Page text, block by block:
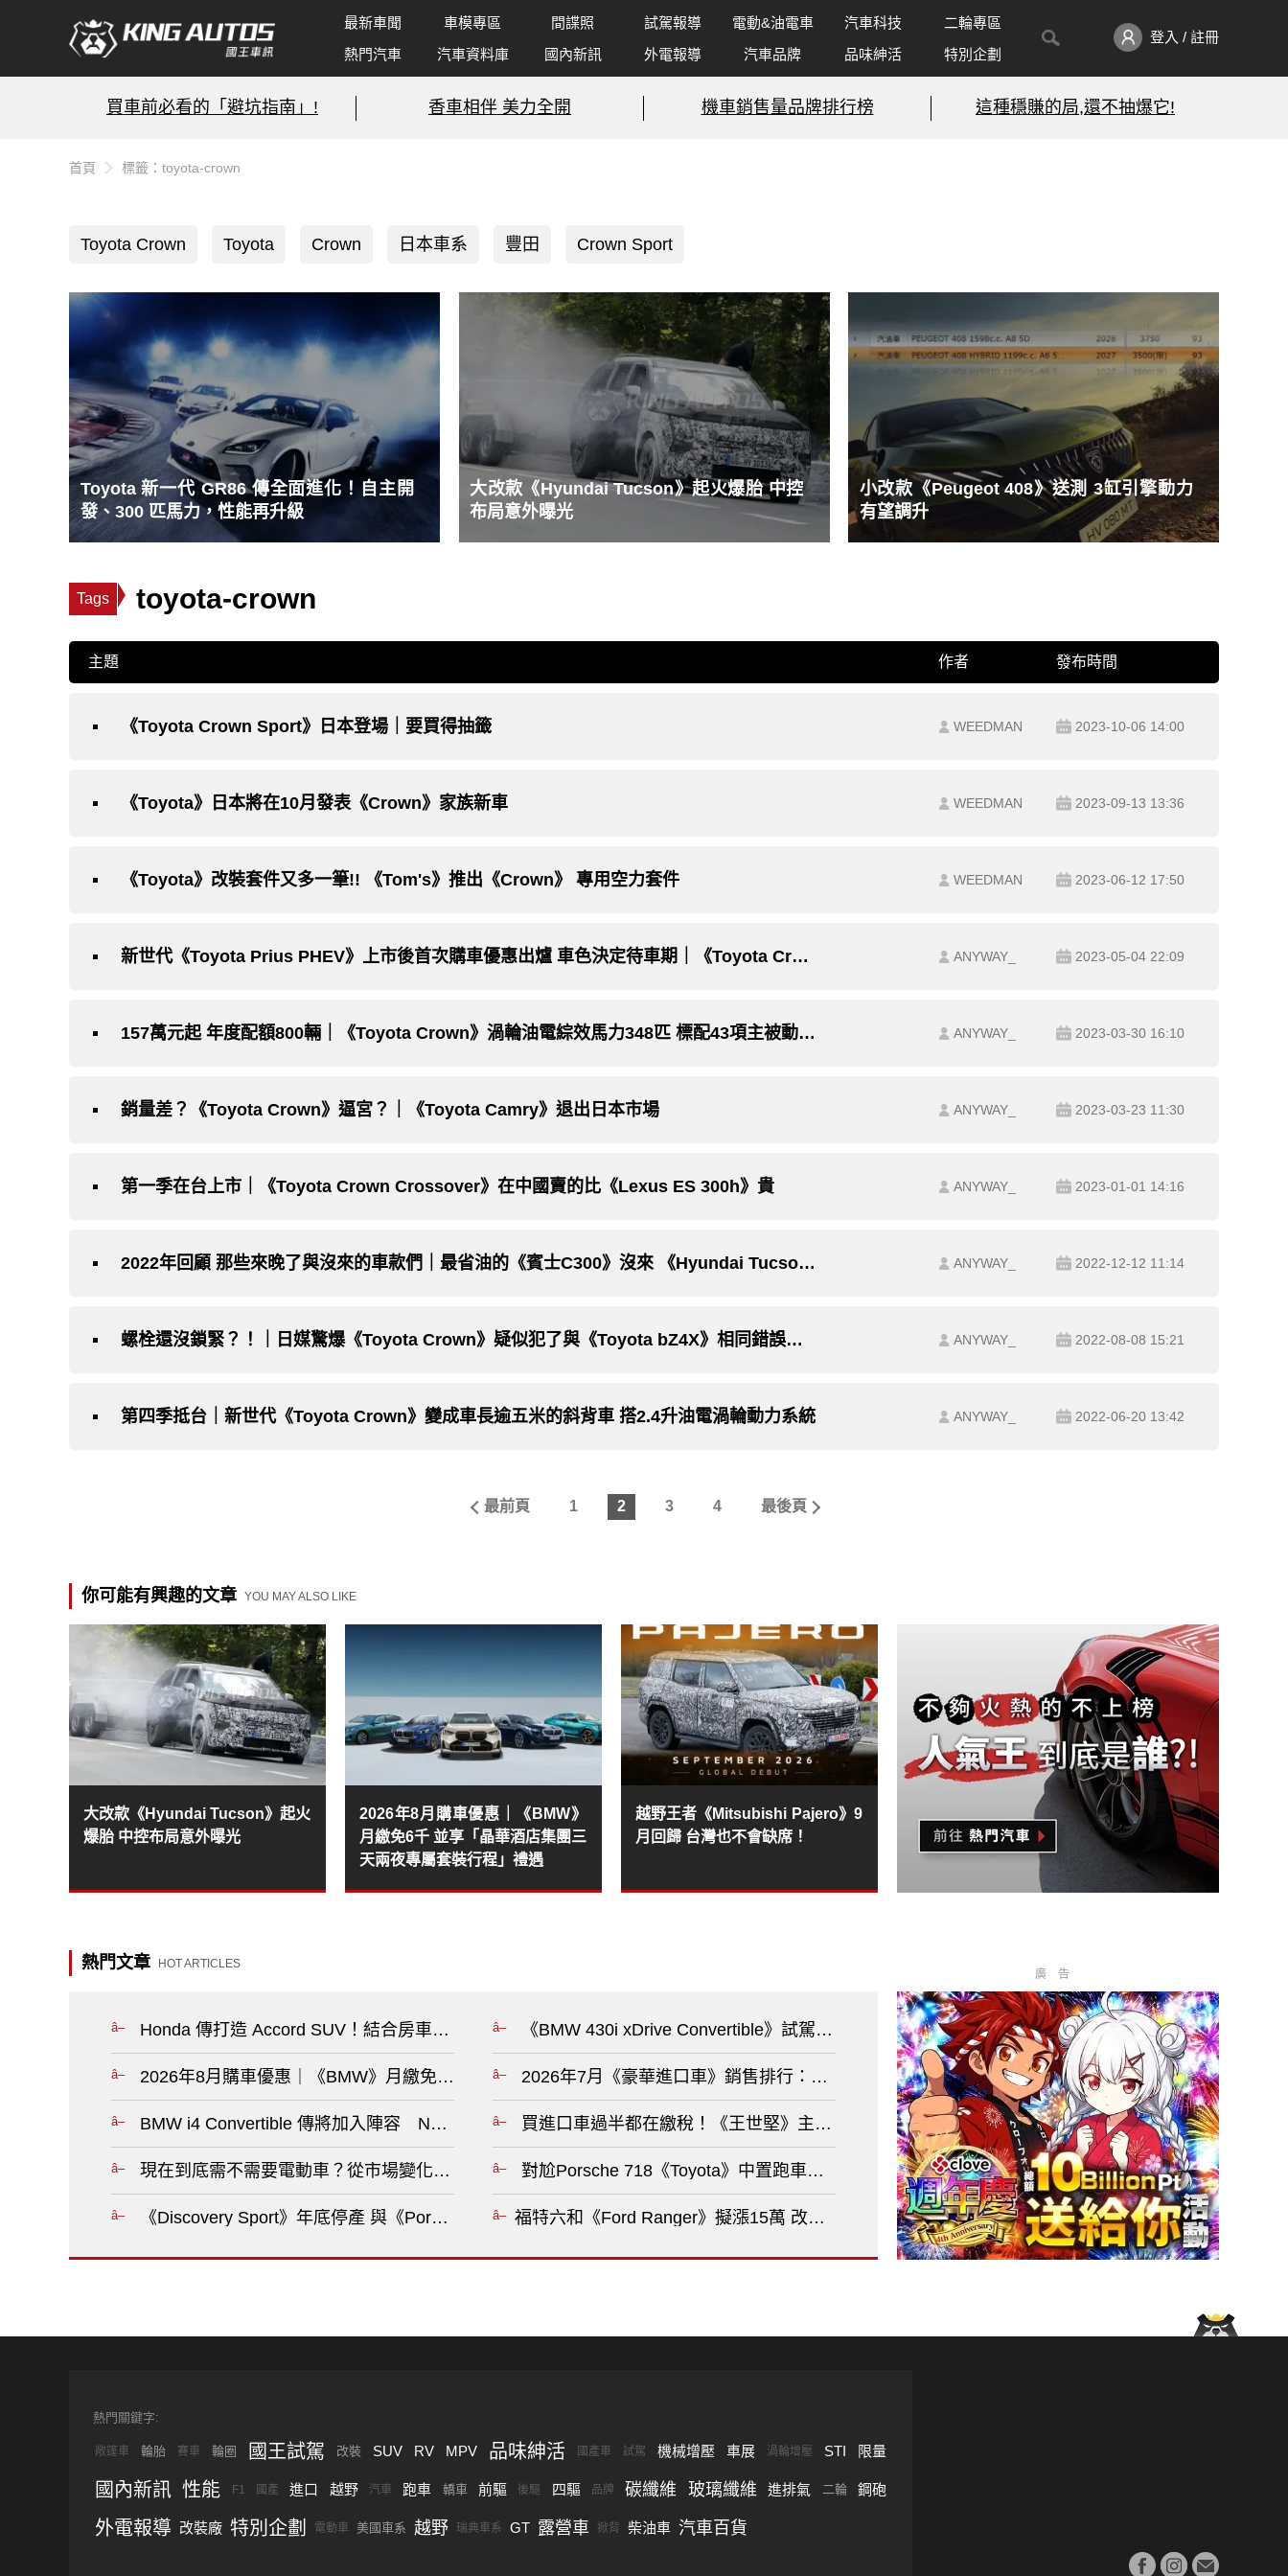
最新車聞 車模專區 間諜照 試駕報導 電動&油電車 汽車科技
二輪專區
熱門汽車
汽車資料庫 國內新訊 外電報導 汽車品牌 品味紳活 特別企劃
登入 / 註冊
買車前必看的「避坑指南」! 香車相伴 美力全開 機車銷售量品牌排行榜 這種穩賺的局,還不抽爆它!
首頁 標籤：toyota-crown
Toyota Crown Toyota Crown 日本車系 豐田 Crown Sport
Toyota 新一代 GR86 傳全面進化！自主開
發、300 匹馬力，性能再升級
大改款《Hyundai Tucson》起火爆胎 中控
布局意外曝光
小改款《Peugeot 408》送測 3缸引擎動力
有望調升
Tags toyota-crown
主題 作者 發布時間
《Toyota Crown Sport》日本登場｜要買得抽籤 WEEDMAN 2023-10-06 14:00
《Toyota》日本將在10月發表《Crown》家族新車 WEEDMAN 2023-09-13 13:36
《Toyota》改裝套件又多一筆!! 《Tom's》推出《Crown》 專用空力套件 WEEDMAN 2023-06-12 17:50
新世代《Toyota Prius PHEV》上市後首次購車優惠出爐 車色決定待車期｜《Toyota Crown 2.4T油電》恐要等上3年 ANYWAY_ 2023-05-04 22:09
157萬元起 年度配額800輛｜《Toyota Crown》渦輪油電綜效馬力348匹 標配43項主被動安全防護系統 ANYWAY_ 2023-03-30 16:10
銷量差？《Toyota Crown》逼宮？｜《Toyota Camry》退出日本市場 ANYWAY_ 2023-03-23 11:30
第一季在台上市｜《Toyota Crown Crossover》在中國賣的比《Lexus ES 300h》貴 ANYWAY_ 2023-01-01 14:16
2022年回顧 那些來晚了與沒來的車款們｜最省油的《賓士C300》沒來 《Hyundai Tucson L 2.0 / Foucs Wagon》值得等待 ANYWAY_ 2022-12-12 11:14
螺栓還沒鎖緊？！｜日媒驚爆《Toyota Crown》疑似犯了與《Toyota bZ4X》相同錯誤而延後上市 官方對此尚未回應 ANYWAY_ 2022-08-08 15:21
第四季抵台｜新世代《Toyota Crown》變成車長逾五米的斜背車 搭2.4升油電渦輪動力系統 ANYWAY_ 2022-06-20 13:42
最前頁 1 2 3 4 最後頁
你可能有興趣的文章 YOU MAY ALSO LIKE
大改款《Hyundai Tucson》起火
爆胎 中控布局意外曝光
2026年8月購車優惠｜《BMW》
月繳免6千 並享「晶華酒店集團三
天兩夜專屬套裝行程」禮遇
越野王者《Mitsubishi Pajero》9
月回歸 台灣也不會缺席！
熱門文章 HOT ARTICLES
Honda 傳打造 Accord SUV！結合房車與跨界優勢，鎖定 Subaru Outback 市場?
2026年8月購車優惠｜《BMW》月繳免6千 並享「晶華酒店集團三天兩夜專屬套裝行程」禮遇?
BMW i4 Convertible 傳將加入陣容 Neue Klasse 平台再添純電雙門新成員?
現在到底需不需要電動車？從市場變化看未來汽車選擇?
《Discovery Sport》年底停產 與《Porsche Macan》相同命運 不敵歐盟GSR2法規?
《BMW 430i xDrive Convertible》試駕報導｜給懂享受的人 陪你上山海的全天候敞篷跑車?
2026年7月《豪華進口車》銷售排行：《Lexus NX》正便宜 大家都買200！《Mercedes-Benz》轎車
買進口車過半都在繳稅！《王世堅》主張調降汽車關稅 給人民合理車價?
對尬Porsche 718《Toyota》中置跑車賽道狂奔！是 Celica 還是 MR2?
福特六和《Ford Ranger》擬漲15萬 改用V6引擎&配備更豐富 現款2.0T促銷送美國來回機票?
廣告
熱門關鍵字:
敞篷車 輪胎 賽車 輪圈 國王試駕 改裝 SUV RV MPV 品味紳活 國產車 試駕 機械增壓 車展 渦輪增壓 STI 限量
國內新訊 性能 F1 國產 進口 越野 汽車 跑車 轎車 前驅 後驅 四驅 品牌 碳纖維 玻璃纖維 進排氣 二輪 鋼砲
外電報導 改裝廠 特別企劃 電動車 美國車系 越野 瑞典車系 GT 露營車 掀背 柴油車 汽車百貨